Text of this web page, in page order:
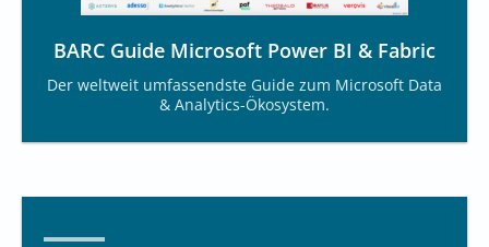
BARC Guide Microsoft Power BI & Fabric
Der weltweit umfassendste Guide zum Microsoft Data
& Analytics-Ökosystem.